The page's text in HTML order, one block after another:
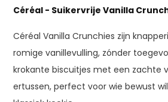
Céréal - Suikervrije Vanilla
Céréal Vanilla Crunchies zijn
romige vanillevulling, zónder
krokante biscuitjes met een zachte
ertussen, perfect voor wie bewust